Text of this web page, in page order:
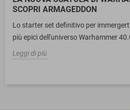
SCOPRI ARMAGEDDON
Lo starter set definitivo per
più epici dell'universo Warhammer
Leggi di più